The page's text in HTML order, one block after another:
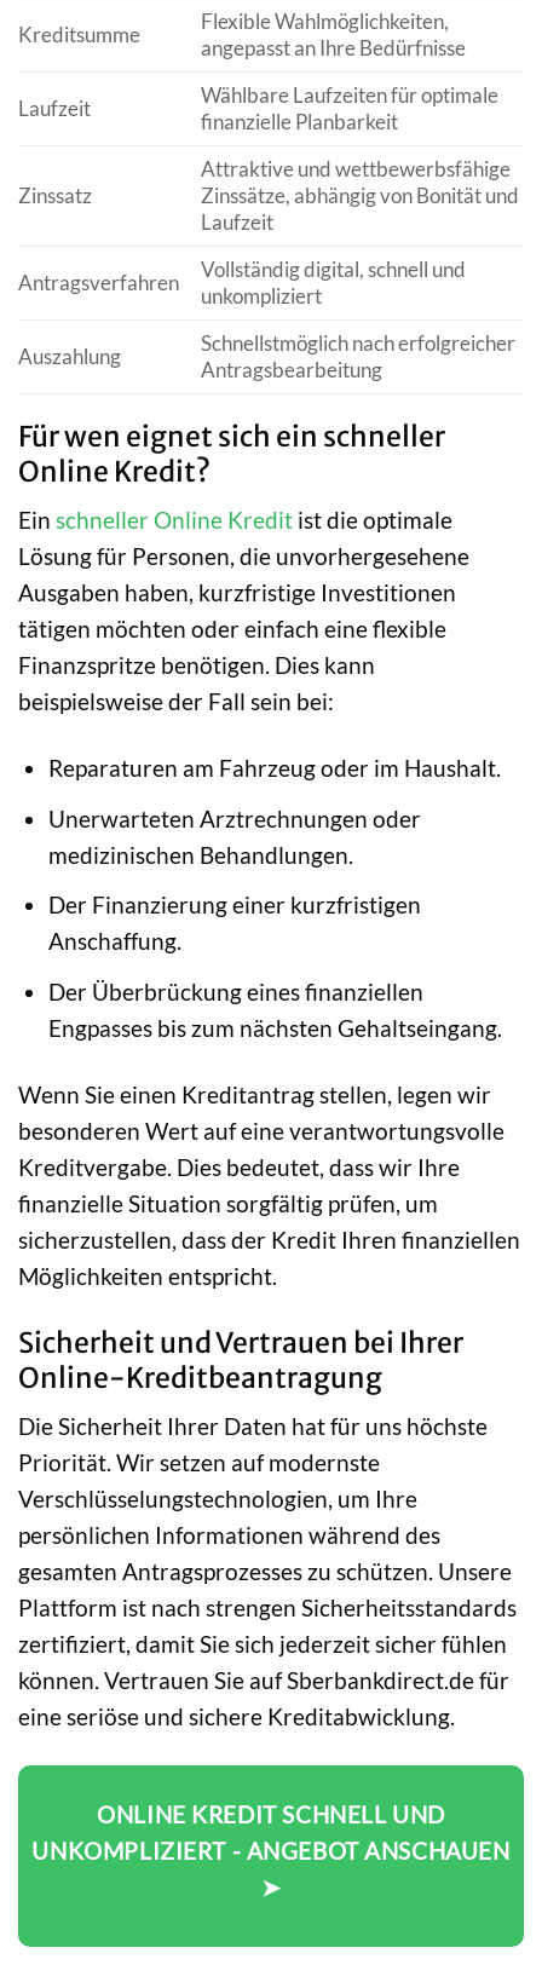
Kreditsumme
Flexible Wahlmöglichkeiten,
angepasst an Ihre Bedürfnisse
Laufzeit
Wählbare Laufzeiten für optimale
finanzielle Planbarkeit
Zinssatz
Attraktive und wettbewerbsfähige
Zinssätze, abhängig von Bonität und
Laufzeit
Antragsverfahren
Vollständig digital, schnell und
unkompliziert
Auszahlung
Schnellstmöglich nach erfolgreicher
Antragsbearbeitung
Für wen eignet sich ein schneller
Online Kredit?
Ein schneller Online Kredit ist die optimale
Lösung für Personen, die unvorhergesehene
Ausgaben haben, kurzfristige Investitionen
tätigen möchten oder einfach eine flexible
Finanzspritze benötigen. Dies kann
beispielsweise der Fall sein bei:
Reparaturen am Fahrzeug oder im Haushalt.
Unerwarteten Arztrechnungen oder
medizinischen Behandlungen.
Der Finanzierung einer kurzfristigen
Anschaffung.
Der Überbrückung eines finanziellen
Engpasses bis zum nächsten Gehaltseingang.
Wenn Sie einen Kreditantrag stellen, legen wir
besonderen Wert auf eine verantwortungsvolle
Kreditvergabe. Dies bedeutet, dass wir Ihre
finanzielle Situation sorgfältig prüfen, um
sicherzustellen, dass der Kredit Ihren finanziellen
Möglichkeiten entspricht.
Sicherheit und Vertrauen bei Ihrer
Online-Kreditbeantragung
Die Sicherheit Ihrer Daten hat für uns höchste
Priorität. Wir setzen auf modernste
Verschlüsselungstechnologien, um Ihre
persönlichen Informationen während des
gesamten Antragsprozesses zu schützen. Unsere
Plattform ist nach strengen Sicherheitsstandards
zertifiziert, damit Sie sich jederzeit sicher fühlen
können. Vertrauen Sie auf Sberbankdirect.de für
eine seriöse und sichere Kreditabwicklung.
ONLINE KREDIT SCHNELL UND
UNKOMPLIZIERT - ANGEBOT ANSCHAUEN
➤